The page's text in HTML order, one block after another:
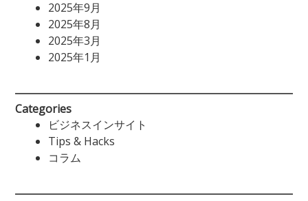
2025年9月
2025年8月
2025年3月
2025年1月
Categories
ビジネスインサイト
Tips & Hacks
コラム